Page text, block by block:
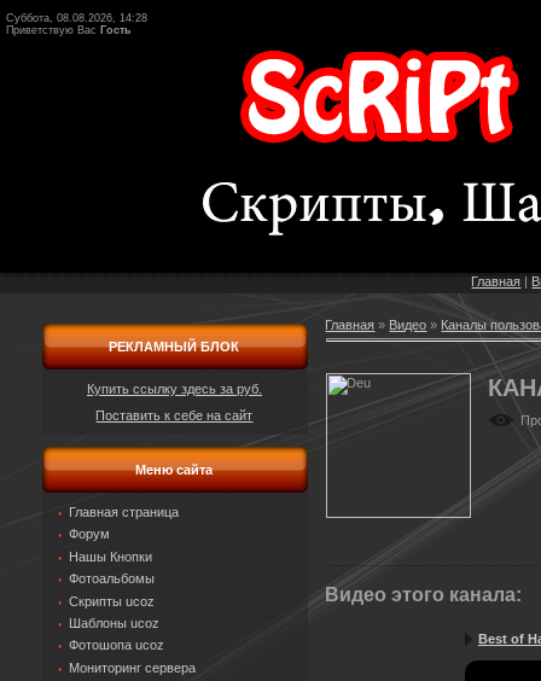
Суббота, 08.08.2026, 14:28
Приветствую Вас Гость
Главная |
РЕКЛАМНЫЙ БЛОК
Купить ссылку здесь за руб.
Поставить к себе на сайт
Меню сайта
Главная страница
Форум
Нашы Кнопки
Фотоальбомы
Скрипты ucoz
Шаблоны ucoz
Фотошопа ucoz
Мониторинг сервера
Главная » Видео » Каналы
Видео этого канала:
Best of